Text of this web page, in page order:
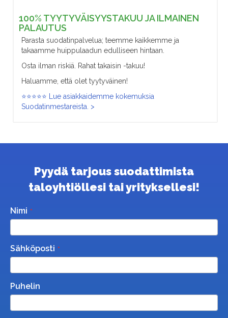
100% TYYTYVÄISYYSTAKUU JA ILMAINEN
PALAUTUS
Parasta suodatinpalvelua; teemme kaikkemme ja
takaamme huippulaadun edulliseen hintaan.
Osta ilman riskiä. Rahat takaisin -takuu!
Haluamme, että olet tyytyväinen!
⭐⭐⭐⭐⭐ Lue asiakkaidemme kokemuksia
Suodatinmestareista. >
Pyydä tarjous suodattimista
taloyhtiöllesi tai yrityksellesi!
Nimi
Sähköposti
Puhelin